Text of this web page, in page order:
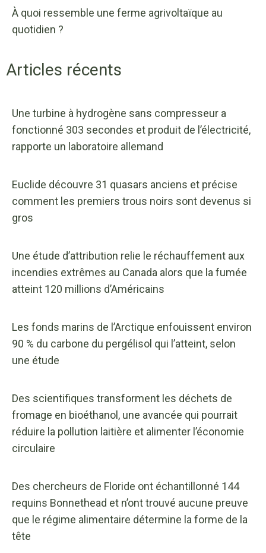
À quoi ressemble une ferme agrivoltaïque au
quotidien ?
Articles récents
Une turbine à hydrogène sans compresseur a
fonctionné 303 secondes et produit de l’électricité,
rapporte un laboratoire allemand
Euclide découvre 31 quasars anciens et précise
comment les premiers trous noirs sont devenus si
gros
Une étude d’attribution relie le réchauffement aux
incendies extrêmes au Canada alors que la fumée
atteint 120 millions d’Américains
Les fonds marins de l’Arctique enfouissent environ
90 % du carbone du pergélisol qui l’atteint, selon
une étude
Des scientifiques transforment les déchets de
fromage en bioéthanol, une avancée qui pourrait
réduire la pollution laitière et alimenter l’économie
circulaire
Des chercheurs de Floride ont échantillonné 144
requins Bonnethead et n’ont trouvé aucune preuve
que le régime alimentaire détermine la forme de la
tête